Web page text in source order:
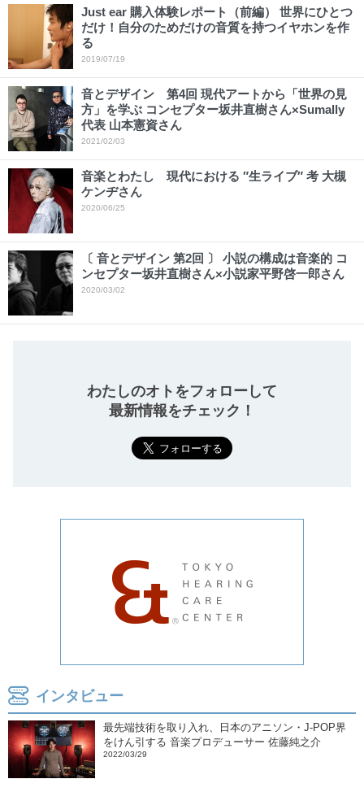
Just ear 購入体験レポート（前編） 世界にひとつ
だけ！自分のためだけの音質を持つイヤホンを作
る
2019/07/19
音とデザイン 第4回 現代アートから「世界の見
方」を学ぶ コンセプター坂井直樹さん×Sumally
代表 山本憲資さん
2021/02/03
音楽とわたし 現代における ″生ライブ″ 考 大槻
ケンヂさん
2020/06/25
〔 音とデザイン 第2回 〕 小説の構成は音楽的 コ
ンセプター坂井直樹さん×小説家平野啓一郎さん
2020/03/02
わたしのオトをフォローして
最新情報をチェック！
インタビュー
最先端技術を取り入れ、日本のアニソン・J-POP界
をけん引する 音楽プロデューサー 佐藤純之介
2022/03/29